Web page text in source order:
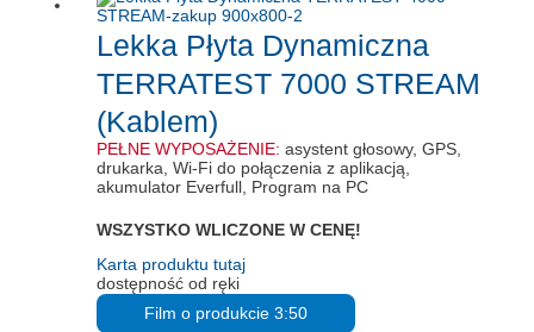
Lekka Płyta Dynamiczna
TERRATEST 7000 STREAM
(Kablem)
PEŁNE WYPOSAŻENIE: asystent głosowy, GPS,
drukarka, Wi-Fi do połączenia z aplikacją,
akumulator Everfull, Program na PC
WSZYSTKO WLICZONE W CENĘ!
Karta produktu tutaj
dostępność od ręki
Film o produkcie 3:50